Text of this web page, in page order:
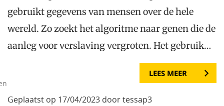
gebruikt gegevens van mensen over de hele
wereld. Zo zoekt het algoritme naar genen die de
aanleg voor verslaving vergroten. Het gebruik…
LEES MEER
Geplaatst op 17/04/2023 door tessap3